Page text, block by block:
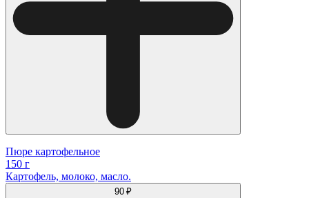
Пюре картофельное
150 г
Картофель, молоко, масло.
90 ₽